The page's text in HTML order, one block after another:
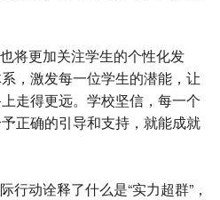
将更加关注学生的个性化发
，激发每一位学生的潜能，让
走得更远。学校坚信，每一个
正确的引导和支持，就能成就
行动诠释了什么是“实力超群”，